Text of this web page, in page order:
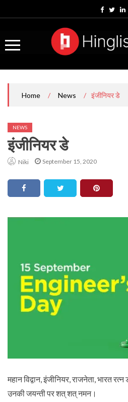
Home / News / इंजीनियर डे
NEWS
इंजीनियर डे
Niki September 15, 2020
महान विद्वान, इंजीनियर, राजनेता, भारत
उनकी जयन्ती पर शत् शत् नमन।